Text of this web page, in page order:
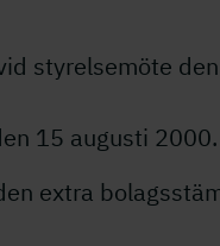
styrelsemöte
15 augusti 2000.
extra